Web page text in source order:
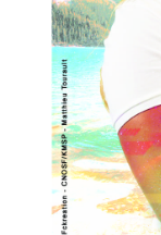
ARTWORK –